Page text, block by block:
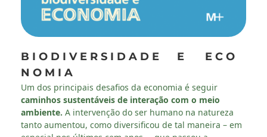
B I O D I V E R S I D A D E E E C O
N O M I A
Um dos principais desafios da economia é seguir
caminhos sustentáveis de interação com o meio
ambiente. A intervenção do ser humano na natureza
tanto aumentou, como diversificou de tal maneira – em